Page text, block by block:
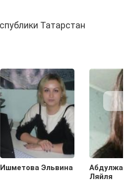
Татарстан
Ишметова Эльвина
Ляйля